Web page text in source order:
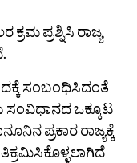
ಕ್ರಮ ಪ್ರಶ್ನಿಸಿ ರಾಜ್ಯ
ಸಂಬಂಧಿಸಿದಂತೆ
ಸಂವಿಧಾನದ ಒಕ್ಕೂಟ
ಪ್ರಕಾರ ರಾಜ್ಯಕ್ಕೆ